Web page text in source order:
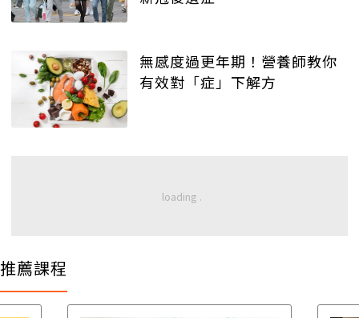
無感度過更年期！營養師教你
有效對「症」下解方
推薦課程